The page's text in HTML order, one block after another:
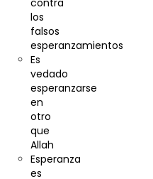
contra
los
falsos
esperanzamientos
Es
vedado
esperanzarse
en
otro
que
Allah
Esperanza
es